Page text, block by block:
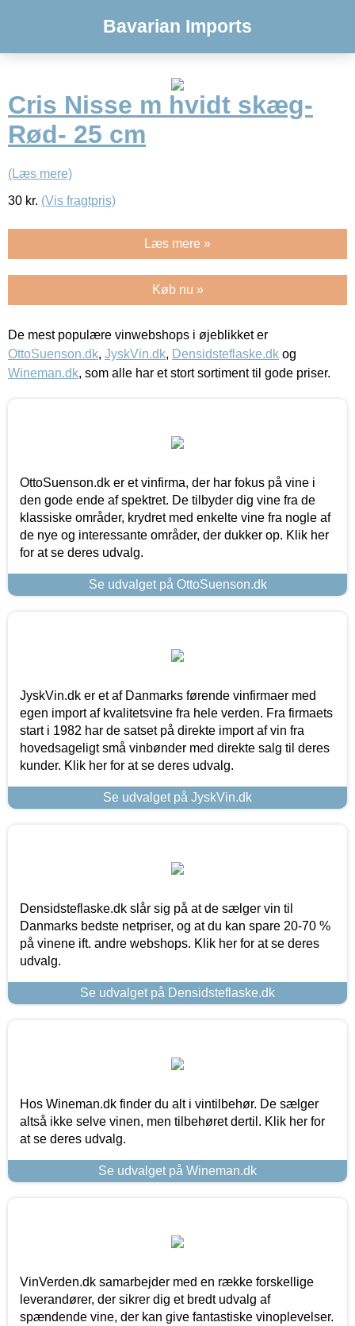
Bavarian Imports
Cris Nisse m hvidt skæg-
Rød- 25 cm
(Læs mere)
30 kr. (Vis fragtpris)
Læs mere »
Køb nu »
De mest populære vinwebshops i øjeblikket er
OttoSuenson.dk, JyskVin.dk, Densidsteflaske.dk og
Wineman.dk, som alle har et stort sortiment til gode priser.
OttoSuenson.dk er et vinfirma, der har fokus på vine i
den gode ende af spektret. De tilbyder dig vine fra de
klassiske områder, krydret med enkelte vine fra nogle af
de nye og interessante områder, der dukker op. Klik her
for at se deres udvalg.
Se udvalget på OttoSuenson.dk
JyskVin.dk er et af Danmarks førende vinfirmaer med
egen import af kvalitetsvine fra hele verden. Fra firmaets
start i 1982 har de satset på direkte import af vin fra
hovedsageligt små vinbønder med direkte salg til deres
kunder. Klik her for at se deres udvalg.
Se udvalget på JyskVin.dk
Densidsteflaske.dk slår sig på at de sælger vin til
Danmarks bedste netpriser, og at du kan spare 20-70 %
på vinene ift. andre webshops. Klik her for at se deres
udvalg.
Se udvalget på Densidsteflaske.dk
Hos Wineman.dk finder du alt i vintilbehør. De sælger
altså ikke selve vinen, men tilbehøret dertil. Klik her for
at se deres udvalg.
Se udvalget på Wineman.dk
VinVerden.dk samarbejder med en række forskellige
leverandører, der sikrer dig et bredt udvalg af
spændende vine, der kan give fantastiske vinoplevelser.